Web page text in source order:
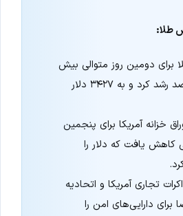
طلا:
برای دومین روز متوالی بیش
از ۰.۹ درصد رشد کرد و به ۳۴۲۷ دلار
خزانه آمریکا برای پنجمین
کاهش یافت که دلار را
تجاری آمریکا و اتحادیه
برای دارایی‌های امن را